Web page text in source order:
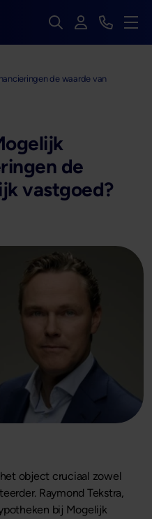
Zoek op de hele
InloggenBekijk
Menu
de waarde van
de
vastgoed?
object cruciaal zowel
Raymond Tekstra,
bij Mogelijk